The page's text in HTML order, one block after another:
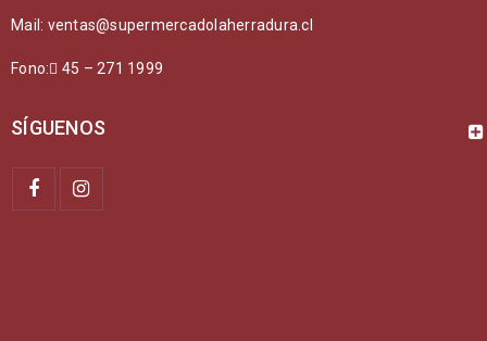
Mail: ventas@supermercadolaherradura.cl
Fono: 45 – 271 1999
SÍGUENOS